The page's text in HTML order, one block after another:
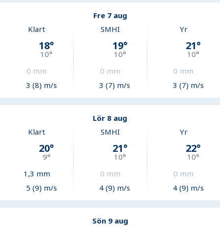
Fre 7 aug
Klart
18°
10°
0 mm
3 (8) m/s
SMHI
19°
10°
0 mm
3 (7) m/s
Yr
21°
10°
0 mm
3 (7) m/s
Lör 8 aug
Klart
20°
9°
1,3 mm
5 (9) m/s
SMHI
21°
10°
0 mm
4 (9) m/s
Yr
22°
10°
0 mm
4 (9) m/s
Sön 9 aug